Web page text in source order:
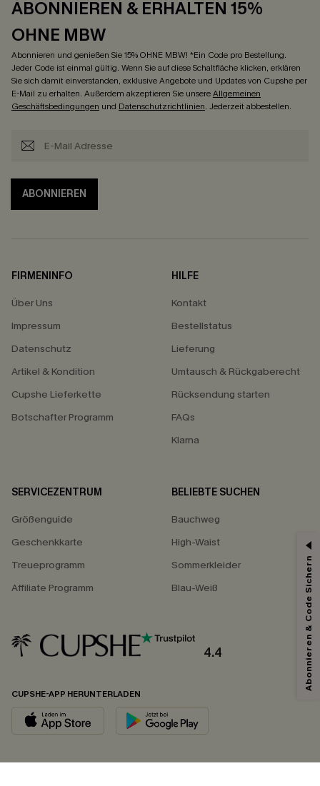
ABONNIEREN & ERHALTEN 15%
OHNE MBW
Abonnieren und genießen Sie 15% OHNE MBW! *Ein Code pro Bestellung.
Jeder Code ist einmal gültig. Wenn Sie auf diese Schaltfläche klicken, erklären
Sie sich damit einverstanden, exklusive Angebote und Updates von Cupshe per
E-Mail zu erhalten. Außerdem akzeptieren Sie unsereAllgemeinen
Geschäftsbedingungen und Datenschutzrichtlinien. Jederzeit abbestellen.
ABONNIEREN
FIRMENINFO
Über Uns
Impressum
Datenschutz
Artikel & Kondition
Cupshe Lieferkette
Botschafter Programm
HILFE
Kontakt
Bestellstatus
Lieferung
Umtausch & Rückgaberecht
Rücksendung starten
FAQs
Klarna
SERVICEZENTRUM
Größenguide
Geschenkkarte
Treueprogramm
Affiliate Programm
BELIEBTE SUCHEN
Bauchweg
High-Waist
Sommerkleider
Blau-Weiß
4.4
CUPSHE-APP HERUNTERLADEN
Abonnieren & Code Sichern